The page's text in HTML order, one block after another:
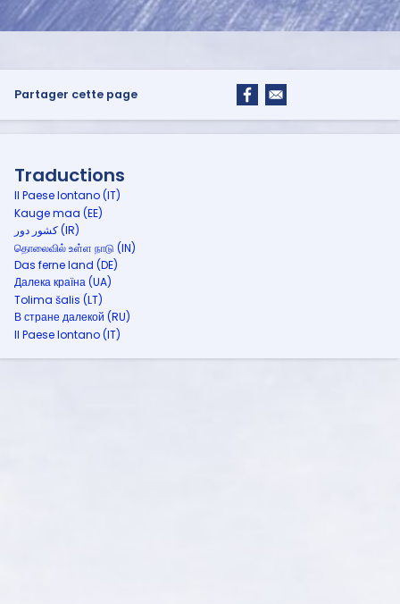
Partager cette page
Traductions
Il Paese lontano (IT)
Kauge maa (EE)
کشور دور (IR)
தொலைவில் உள்ள நாடு (IN)
Das ferne land (DE)
Далека країна (UA)
Tolima šalis (LT)
В стране далекой (RU)
Il Paese lontano (IT)